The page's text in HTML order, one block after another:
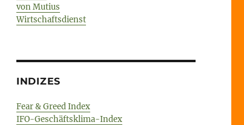
von Mutius
Wirtschaftsdienst
INDIZES
Fear & Greed Index
IFO-Geschäftsklima-Index